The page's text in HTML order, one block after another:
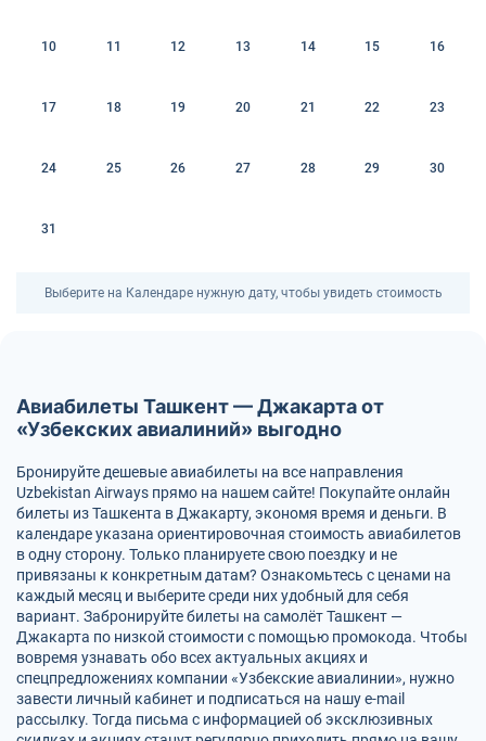
10 11 12 13 14 15 16
17 18 19 20 21 22 23
24 25 26 27 28 29 30
31
Выберите на Календаре нужную дату, чтобы увидеть стоимость
Авиабилеты Ташкент — Джакарта от
«Узбекских авиалиний» выгодно
Бронируйте дешевые авиабилеты на все направления
Uzbekistan Airways прямо на нашем сайте! Покупайте онлайн
билеты из Ташкента в Джакарту, экономя время и деньги. В
календаре указана ориентировочная стоимость авиабилетов
в одну сторону. Только планируете свою поездку и не
привязаны к конкретным датам? Ознакомьтесь с ценами на
каждый месяц и выберите среди них удобный для себя
вариант. Забронируйте билеты на самолёт Ташкент —
Джакарта по низкой стоимости с помощью промокода. Чтобы
вовремя узнавать обо всех актуальных акциях и
спецпредложениях компании «Узбекские авиалинии», нужно
завести личный кабинет и подписаться на нашу e-mail
рассылку. Тогда письма с информацией об эксклюзивных